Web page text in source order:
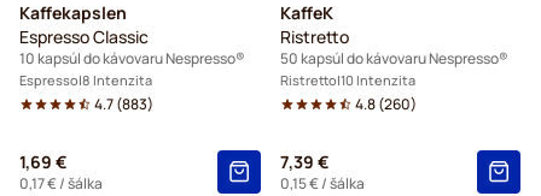
Kaffekapslen
Espresso Classic
10 kapsúl do kávovaru Nespresso®
Espresso 8 Intenzita
4.7(883)
1,69 €
0,17 €/ šálka
KaffeK
Ristretto
50 kapsúl do kávovaru Nespresso®
Ristretto 10 Intenzita
4.8(260)
7,39 €
0,15 €/ šálka